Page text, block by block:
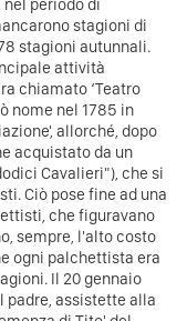
stagioni di
stagioni autunnali.
attività
chiamato ‘Teatro
nome nel 1785 in
allorché, dopo
acquistato da un
Cavalieri"), che si
Ciò pose fine ad una
che figuravano
sempre, l'alto costo
ogni palchettista era
Il 20 gennaio
padre, assistette alla